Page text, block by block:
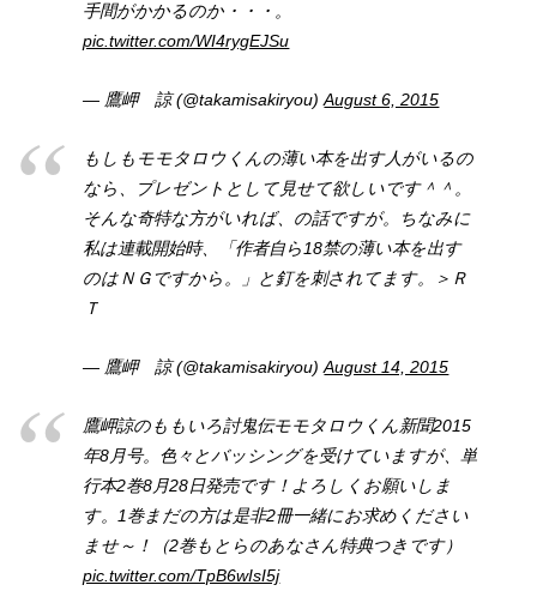
手間がかかるのか・・・。
pic.twitter.com/WI4rygEJSu
— 鷹岬 諒 (@takamisakiryou)August 6, 2015
もしもモモタロウくんの薄い本を出す人がいるの
なら、プレゼントとして見せて欲しいです＾＾。
そんな奇特な方がいれば、の話ですが。ちなみに
私は連載開始時、「作者自ら18禁の薄い本を出す
のはＮＧですから。」と釘を刺されてます。＞Ｒ
Ｔ
— 鷹岬 諒 (@takamisakiryou)August 14, 2015
鷹岬諒のももいろ討鬼伝モモタロウくん新聞2015
年8月号。色々とバッシングを受けていますが、単
行本2巻8月28日発売です！よろしくお願いしま
す。1巻まだの方は是非2冊一緒にお求めください
ませ～！（2巻もとらのあなさん特典つきです）
pic.twitter.com/TpB6wIsI5j